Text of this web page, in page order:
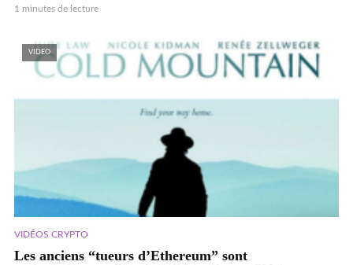
1 minutes de lecture
VIDEO
VIDÉOS CRYPTO
Les anciens “tueurs d’Ethereum” sont